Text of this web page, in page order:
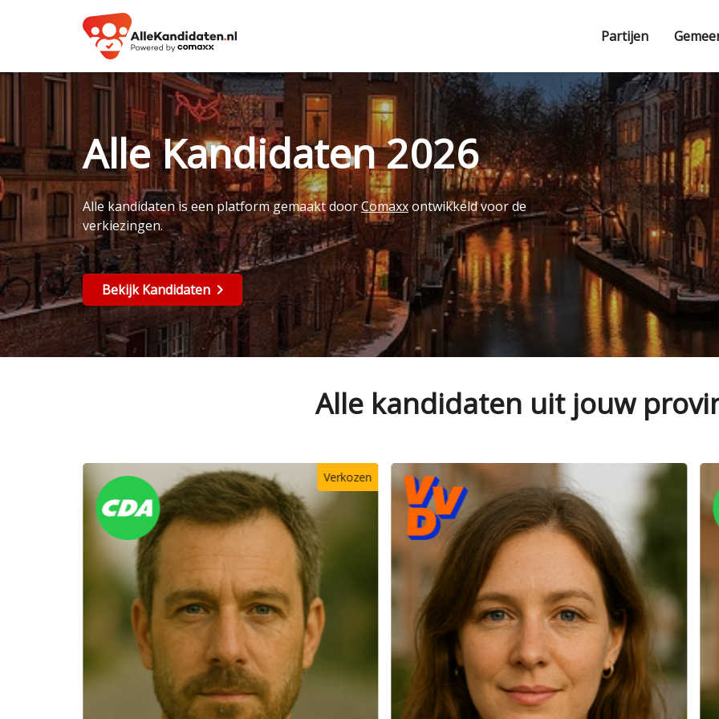
Partijen
Alle Kandidaten 2026
Alle kandidaten is een platform gemaakt doorComaxxontwikkeld voor de
verkiezingen.
Bekijk Kandidaten
Alle kandidaten uit jouw
Verkozen